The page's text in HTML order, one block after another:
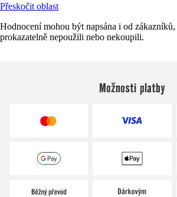
Přeskočit oblast
Hodnocení mohou být napsána i od
prokazatelně nepoužili nebo nekoupili.
Možnosti platby